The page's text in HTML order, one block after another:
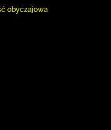
obyczajowa